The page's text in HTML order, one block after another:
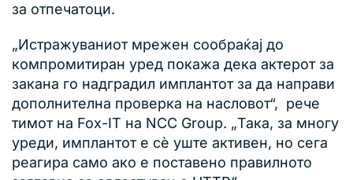
за отпечатоци.
„Истражуваниот мрежен сообраќај до
компромитиран уред покажа дека актерот за
закана го надградил имплантот за да направи
дополнителна проверка на насловот“, рече
тимот на Fox-IT на NCC Group. „Така, за многу
уреди, имплантот е сè уште активен, но сега
реагира само ако е поставено правилното